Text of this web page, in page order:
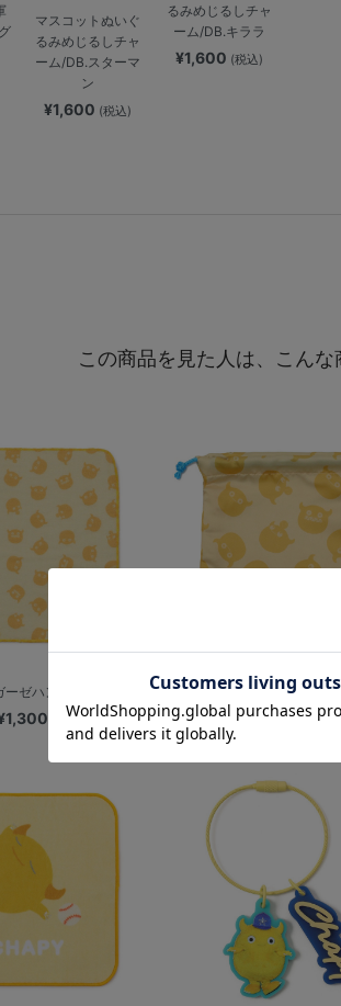
マスコットぬいぐ
るみめじるしチャ
ーム/DB.スターマ
ン
¥1,600 (税込)
るみめじるしチャ
ーム/DB.キララ
¥1,600 (税込)
この商品を見た人は、こん
ゼハンカチ/CHAPY フェイス総柄/巾着/
¥1,300